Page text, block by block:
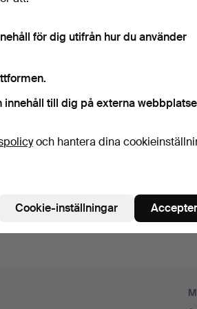
nyhetsbrev.
och inspiration. Om du ångrar dig kan du
användarvillkoren,
del av
för dig utifrån hur du använder
till dig på externa
och hantera dina
Cookie-inställningar